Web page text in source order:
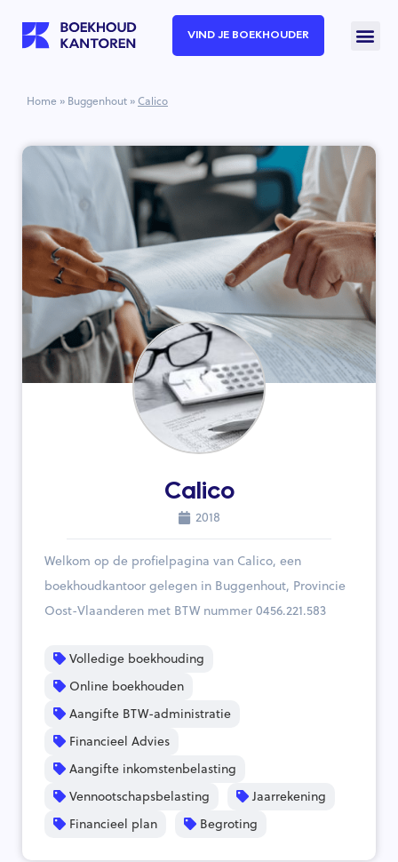
VIND JE BOEKHOUDER
Home » Buggenhout »Calico
Calico
2018
Welkom op de profielpagina van Calico, een
boekhoudkantoor gelegen in Buggenhout, Provincie
Oost-Vlaanderen met BTW nummer 0456.221.583
Volledige boekhouding
Online boekhouden
Aangifte BTW-administratie
Financieel Advies
Aangifte inkomstenbelasting
Vennootschapsbelasting
Jaarrekening
Financieel plan
Begroting